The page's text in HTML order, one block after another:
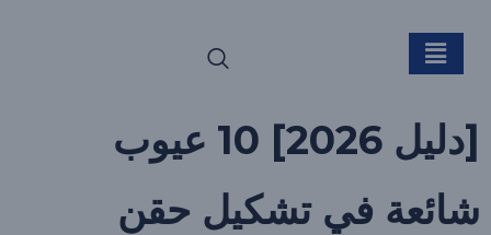
التصنيف: الأخبار
[دليل 2026] 10 عيوب
شائعة في تشكيل حقن